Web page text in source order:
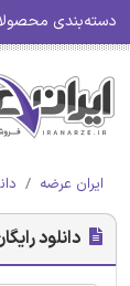
دسته‌بندی
ایران عرضه
دانلود